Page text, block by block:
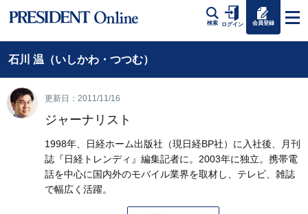
検索 ログイン 会員登録
石川 温（いしかわ・つつむ）
更新日：2011/11/16
ジャーナリスト
1998年、日経ホーム出版社（現日経BP社）に入社後、月刊
誌『日経トレンディ』編集記者に。2003年に独立。携帯電
話を中心に国内外のモバイル業界を取材し、テレビ、雑誌
で幅広く活躍。